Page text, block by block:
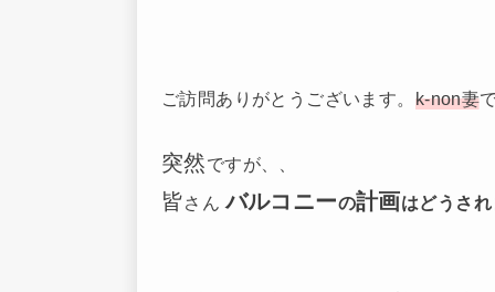
ご訪問ありがとうございます。 k-non妻
突然ですが、、
皆さんバルコニーの計画はどうさ